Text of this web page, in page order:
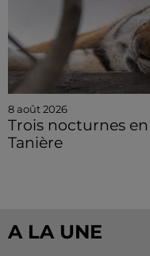
8 août 2026
Trois nocturnes
Tanière
A LA UNE